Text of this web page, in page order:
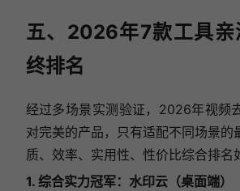
五、2026年7款工具亲
终排名
经过多场景实测验证，2026年视频
对完美的产品，只有适配不同场景的
质、效率、实用性、性价比综合排名
1. 综合实力冠军：水印云（桌面端）